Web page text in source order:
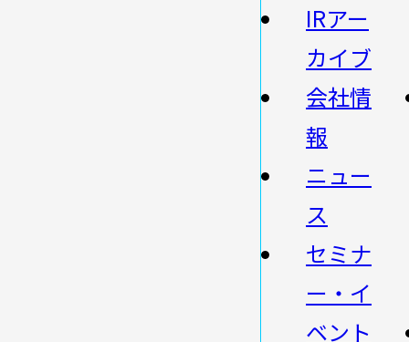
IRアー
カイブ
会社情
報
ニュー
ス
セミナ
ー・イ
ベント